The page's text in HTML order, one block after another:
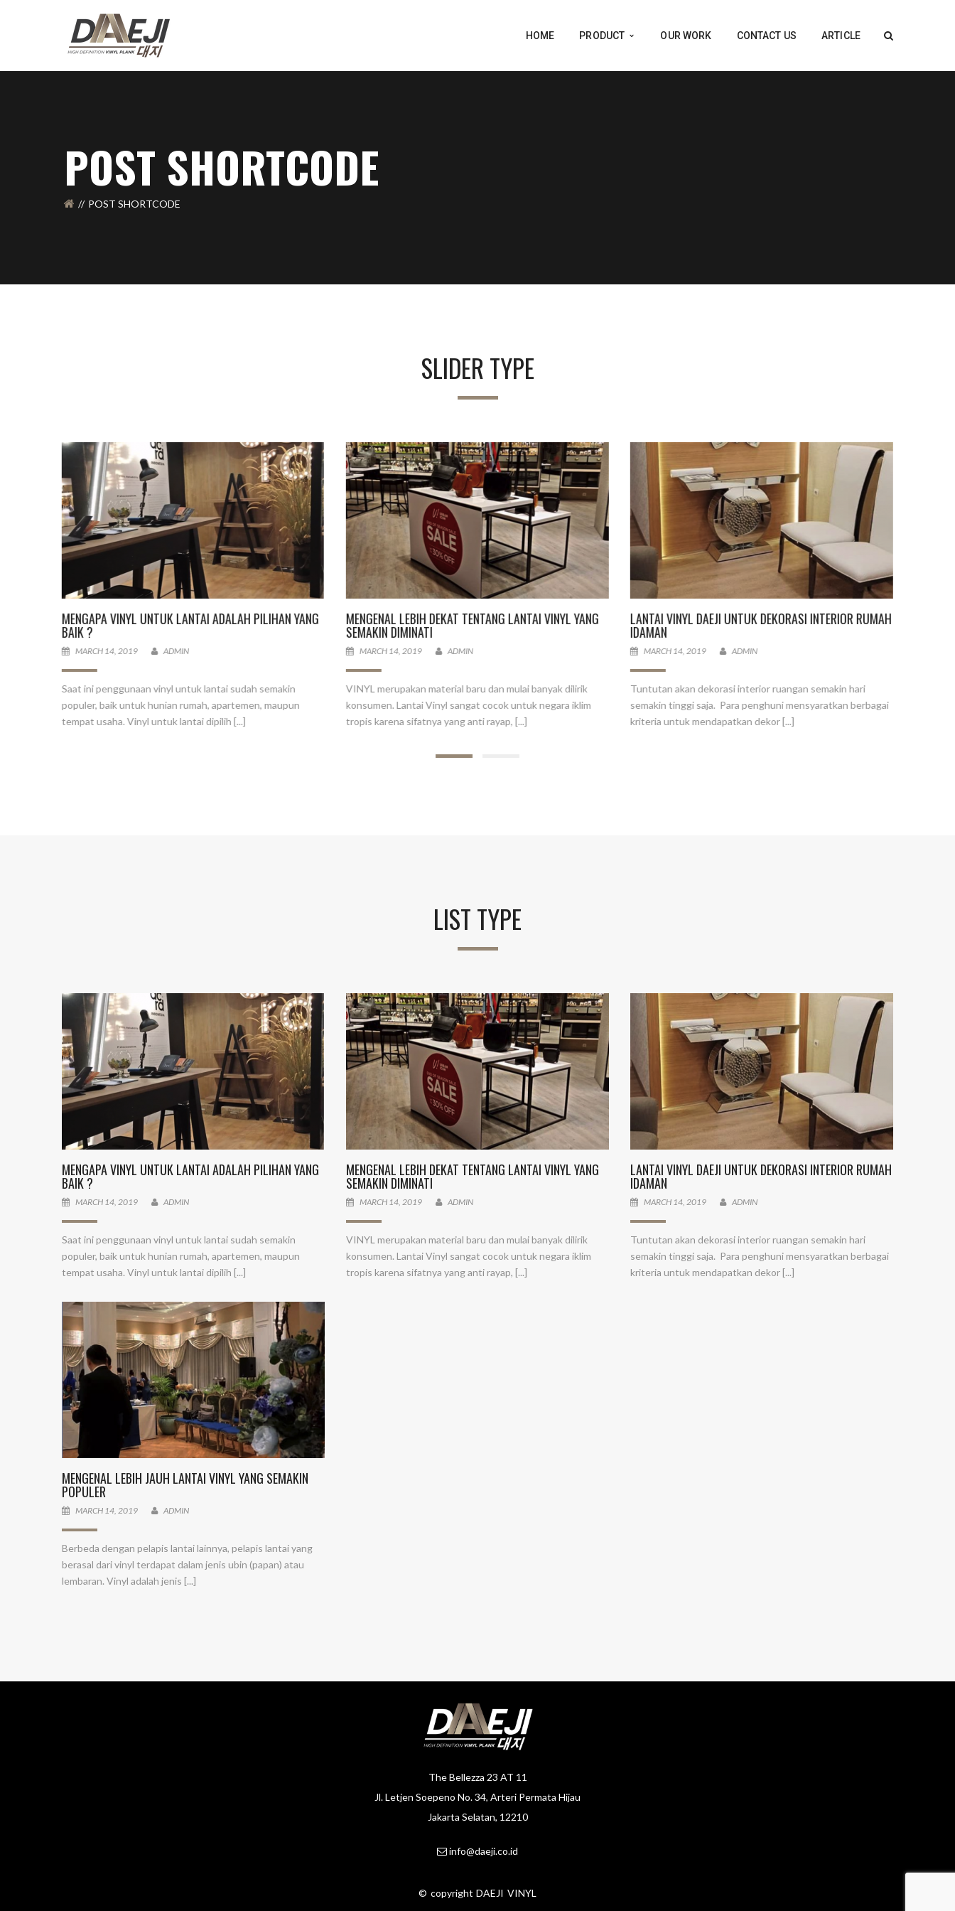
HOME PRODUCT OUR WORK CONTACT US ARTICLE
POST SHORTCODE
POST SHORTCODE
SLIDER TYPE
MENGAPA VINYL UNTUK LANTAI ADALAH PILIHAN YANG
BAIK ?
MARCH 14, 2019 ADMIN
Saat ini penggunaan vinyl untuk lantai sudah semakin
populer, baik untuk hunian rumah, apartemen, maupun
tempat usaha. Vinyl untuk lantai dipilih [...]
MENGENAL LEBIH DEKAT TENTANG LANTAI VINYL YANG
SEMAKIN DIMINATI
MARCH 14, 2019 ADMIN
VINYL merupakan material baru dan mulai banyak dilirik
konsumen. Lantai Vinyl sangat cocok untuk negara iklim
tropis karena sifatnya yang anti rayap, [...]
LANTAI VINYL DAEJI UNTUK DEKORASI INTERIOR RUMAH
IDAMAN
MARCH 14, 2019 ADMIN
Tuntutan akan dekorasi interior ruangan semakin hari
semakin tinggi saja. Para penghuni mensyaratkan berbagai
kriteria untuk mendapatkan dekor [...]
LIST TYPE
MENGAPA VINYL UNTUK LANTAI ADALAH PILIHAN YANG
BAIK ?
MARCH 14, 2019 ADMIN
Saat ini penggunaan vinyl untuk lantai sudah semakin
populer, baik untuk hunian rumah, apartemen, maupun
tempat usaha. Vinyl untuk lantai dipilih [...]
MENGENAL LEBIH DEKAT TENTANG LANTAI VINYL YANG
SEMAKIN DIMINATI
MARCH 14, 2019 ADMIN
VINYL merupakan material baru dan mulai banyak dilirik
konsumen. Lantai Vinyl sangat cocok untuk negara iklim
tropis karena sifatnya yang anti rayap, [...]
LANTAI VINYL DAEJI UNTUK DEKORASI INTERIOR RUMAH
IDAMAN
MARCH 14, 2019 ADMIN
Tuntutan akan dekorasi interior ruangan semakin hari
semakin tinggi saja. Para penghuni mensyaratkan berbagai
kriteria untuk mendapatkan dekor [...]
MENGENAL LEBIH JAUH LANTAI VINYL YANG SEMAKIN
POPULER
MARCH 14, 2019 ADMIN
Berbeda dengan pelapis lantai lainnya, pelapis lantai yang
berasal dari vinyl terdapat dalam jenis ubin (papan) atau
lembaran. Vinyl adalah jenis [...]
The Bellezza 23 AT 11
Jl. Letjen Soepeno No. 34, Arteri Permata Hijau
Jakarta Selatan, 12210
info@daeji.co.id
© copyright DAEJI VINYL